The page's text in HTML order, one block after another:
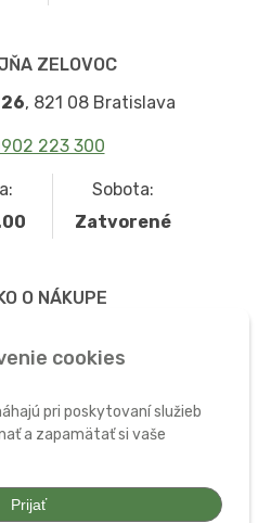
cookies
pri poskytovaní služieb
a zapamätať si vaše
Prijať
ZELOVOC
26, 821 08 Bratislava
223 300
Sobota:
Zatvorené
O NÁKUPE
údajov